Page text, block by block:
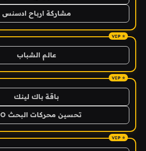
مشاركة ارباح ادسنس
عالم الشباب
باقة باك لينك
تحسين محركات البحث SEO